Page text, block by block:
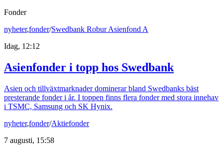
Fonder
nyheter,fonder/Swedbank Robur Asienfond A
Idag, 12:12
Asienfonder i topp hos Swedbank
Asien och tillväxtmarknader dominerar bland Swedbanks bäst
presterande fonder i år. I toppen finns flera fonder med stora innehav
i TSMC, Samsung och SK Hynix.
nyheter,fonder/Aktiefonder
7 augusti, 15:58